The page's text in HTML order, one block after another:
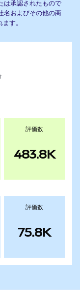
は承認されたもので
名およびその他の商
す。
評価数
483.8K
評価数
75.8K